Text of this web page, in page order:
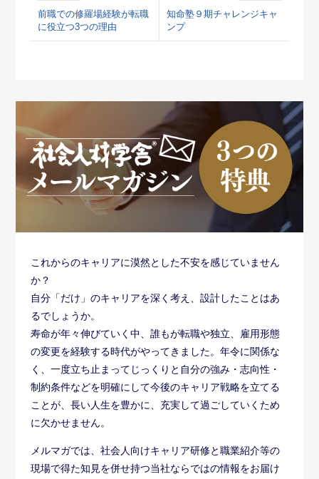
前職での修羅場経験が転職
に役立つ3つの理由
知命塾９期チャレンジキャ
ンプ
これからのキャリアに漠然とした不安を感じていません
か？
自分「だけ」のキャリアを深く考え、設計したことはあ
るでしょうか。
寿命が年々伸びていく中、誰もが転職や独立、雇用形態
の変更を経験する時代がやってきました。年令に関係な
く、一度立ち止まってじっくりと自分の強み・志向性・
制約条件などを明確にして今後のキャリア戦略を立てる
ことが、長い人生を豊かに、充実して過ごしていくため
に欠かせません。
メルマガでは、社会人向けキャリア研修と職業紹介等の
現場で得た知見を併せ持つ当社ならではの情報をお届け